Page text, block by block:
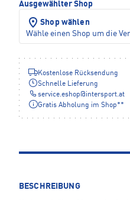
Ausgewählter Shop
Shop wählen
Wähle einen Shop um die
Kostenlose Rücksendung
Schnelle Lieferung
service.eshop@intersport.at
Gratis Abholung im Shop**
BESCHREIBUNG